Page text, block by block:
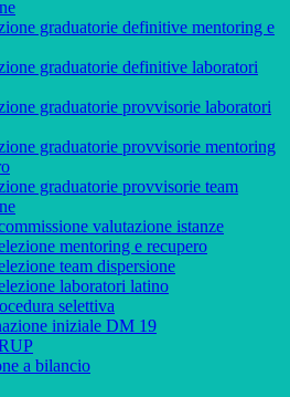
graduatorie definitive mentoring e
graduatorie definitive laboratori
graduatorie provvisorie laboratori
graduatorie provvisorie mentoring
graduatorie provvisorie team
valutazione istanze
mentoring e recupero
team dispersione
laboratori latino
selettiva
iniziale DM 19
a bilancio